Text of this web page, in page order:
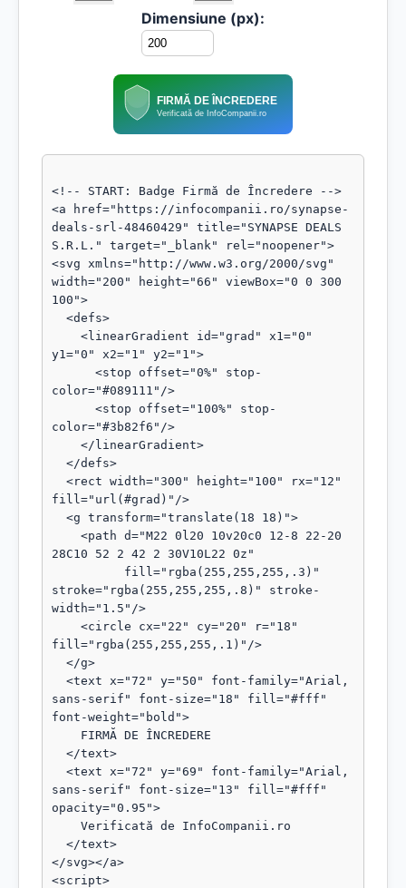
Dimensiune (px):
FIRMĂ DE ÎNCREDERE
Verificată de InfoCompanii.ro
<!-- START: Badge Firmă de Încredere -->
<a href="https://infocompanii.ro/synapse-
deals-srl-48460429" title="SYNAPSE DEALS
S.R.L." target="_blank" rel="noopener">
<svg xmlns="http://www.w3.org/2000/svg"
width="200" height="66" viewBox="0 0 300
100">
y1="0" x2="1" y2="1">
color="#089111"/>
color="#3b82f6"/>
fill="url(#grad)"/>
28C10 52 2 42 2 30V10L22 0z"
stroke="rgba(255,255,255,.8)" stroke-
width="1.5"/>
fill="rgba(255,255,255,.1)"/>
sans-serif" font-size="18" fill="#fff"
font-weight="bold">
sans-serif" font-size="13" fill="#fff"
opacity="0.95">
</svg></a>
<script>